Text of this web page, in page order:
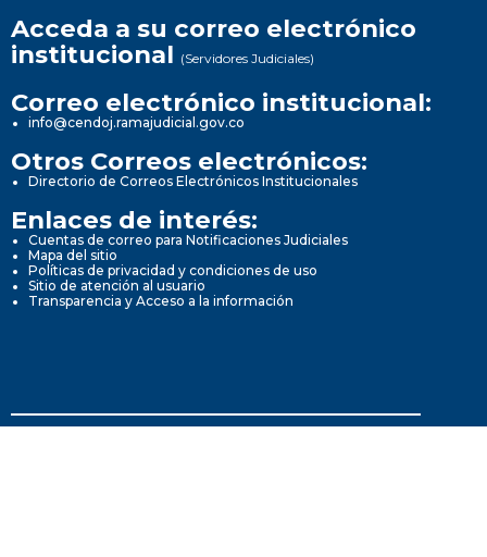
Acceda a su correo electrónico
institucional (Servidores Judiciales)
Correo electrónico institucional:
info@cendoj.ramajudicial.gov.co
Otros Correos electrónicos:
Directorio de Correos Electrónicos Institucionales
Enlaces de interés:
Cuentas de correo para Notificaciones Judiciales
Mapa del sitio
Políticas de privacidad y condiciones de uso
Sitio de atención al usuario
Transparencia y Acceso a la información